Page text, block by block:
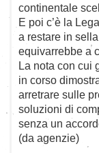
continentale
E poi c’è la
a restare in
equivarrebbe a
La nota con cui
in corso
arretrare sulle
soluzioni di
senza un
(da agenzie)